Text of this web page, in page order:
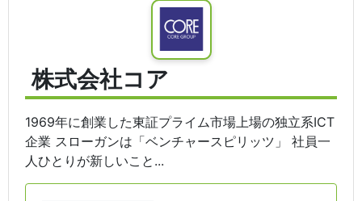
株式会社コア
1969年に創業した東証プライム市場上場の独立系ICT
企業 スローガンは「ベンチャースピリッツ」 社員一
人ひとりが新しいこと...